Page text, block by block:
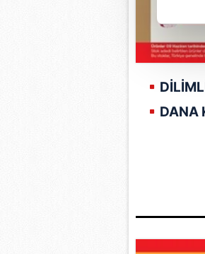
Her
Sizlere
reklam/
6698
DANA